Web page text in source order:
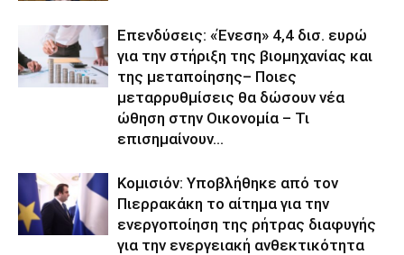
Επενδύσεις: «Ένεση» 4,4 δισ. ευρώ
για την στήριξη της βιομηχανίας και
της μεταποίησης– Ποιες
μεταρρυθμίσεις θα δώσουν νέα
ώθηση στην Οικονομία – Τι
επισημαίνουν...
Κομισιόν: Υποβλήθηκε από τον
Πιερρακάκη το αίτημα για την
ενεργοποίηση της ρήτρας διαφυγής
για την ενεργειακή ανθεκτικότητα